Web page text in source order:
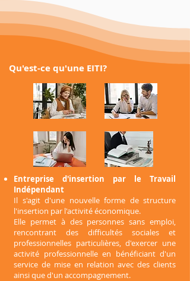
Qu'est-ce qu'une EITI?
Entreprise d'insertion par le Travail
Indépendant
Il s'agit d'une nouvelle forme de structure
l'insertion par l'activité économique.
Elle permet à des personnes sans emploi,
rencontrant des difficultés sociales et
professionnelles particulières, d'exercer une
activité professionnelle en bénéficiant d'un
service de mise en relation avec des clients
ainsi que d'un accompagnement.